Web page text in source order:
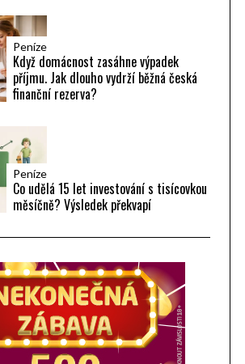
Peníze
Když domácnost zasáhne výpadek
příjmu. Jak dlouho vydrží běžná česká
finanční rezerva?
Peníze
Co udělá 15 let investování s tisícovkou
měsíčně? Výsledek překvapí